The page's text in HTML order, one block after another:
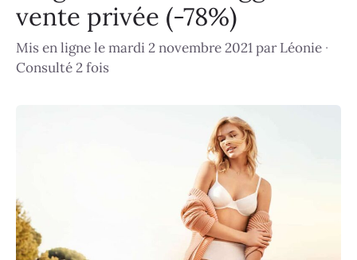
vente privée (-78%)
Mis en ligne le mardi 2 novembre 2021parLéonie ·
Consulté 2 fois